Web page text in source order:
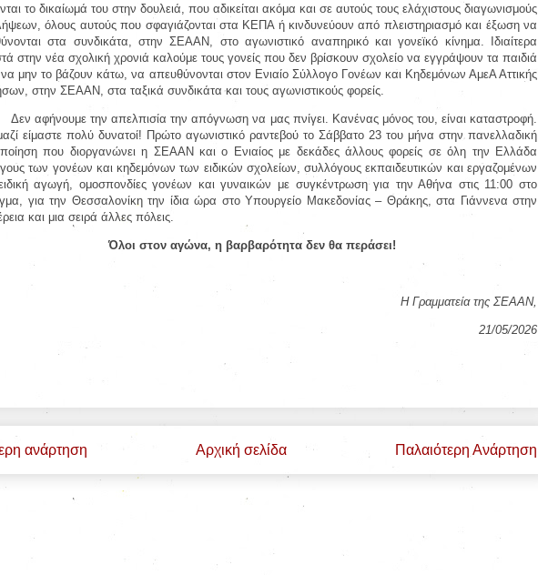
το δικαίωμά του στην δουλειά, που αδικείται ακόμα και σε αυτούς τους ελάχιστους διαγωνισμούς
όλους αυτούς που σφαγιάζονται στα ΚΕΠΑ ή κινδυνεύουν από πλειστηριασμό και έξωση να
στα συνδικάτα, στην ΣΕΑΑΝ, στο αγωνιστικό αναπηρικό και γονεϊκό κίνημα. Ιδιαίτερα
στην νέα σχολική χρονιά καλούμε τους γονείς που δεν βρίσκουν σχολείο να εγγράψουν τα παιδιά
να μην το βάζουν κάτω, να απευθύνονται στον Ενιαίο Σύλλογο Γονέων και Κηδεμόνων ΑμεΑ Αττικής
στην ΣΕΑΑΝ, στα ταξικά συνδικάτα και τους αγωνιστικούς φορείς.
Δεν αφήνουμε την απελπισία την απόγνωση να μας πνίγει. Κανένας μόνος του, είναι καταστροφή.
είμαστε πολύ δυνατοί! Πρώτο αγωνιστικό ραντεβού το Σάββατο 23 του μήνα στην πανελλαδική
που διοργανώνει η ΣΕΑΑΝ και ο Ενιαίος με δεκάδες άλλους φορείς σε όλη την Ελλάδα
των γονέων και κηδεμόνων των ειδικών σχολείων, συλλόγους εκπαιδευτικών και εργαζομένων
αγωγή, ομοσπονδίες γονέων και γυναικών με συγκέντρωση για την Αθήνα στις 11:00 στο
για την Θεσσαλονίκη την ίδια ώρα στο Υπουργείο Μακεδονίας – Θράκης, στα Γιάννενα στην
και μια σειρά άλλες πόλεις.
Όλοι στον αγώνα, η βαρβαρότητα δεν θα περάσει!
Η Γραμματεία της ΣΕΑΑΝ,
21/05/2026
ανάρτηση Παλαιότερη Ανάρτηση
Αρχική σελίδα